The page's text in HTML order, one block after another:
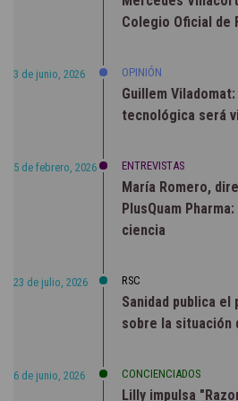
Colegio Oficial de
3 de junio, 2026 OPINIÓN
Guillem
tecnológica será
5 de febrero, 2026 ENTREVISTAS
María Romero,
PlusQuam
ciencia
23 de julio, 2026 RSC
Sanidad publica
sobre la situación
6 de junio, 2026 CONCIENCIADOS
Lilly impulsa